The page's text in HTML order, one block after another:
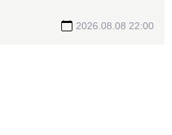
營收估成長20%2026.08.08 22:00